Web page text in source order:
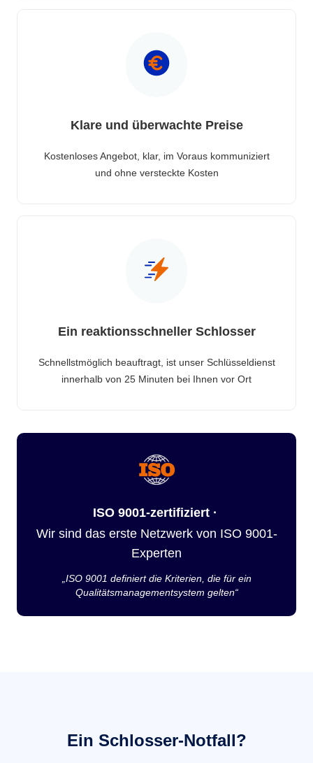
Klare und überwachte Preise
Kostenloses Angebot, klar, im Voraus kommuniziert
und ohne versteckte Kosten
Ein reaktionsschneller Schlosser
Schnellstmöglich beauftragt, ist unser Schlüsseldienst
innerhalb von 25 Minuten bei Ihnen vor Ort
ISO 9001-zertifiziert ·
Wir sind das erste Netzwerk von ISO 9001-
Experten
„ISO 9001 definiert die Kriterien, die für ein
Qualitätsmanagementsystem gelten“
Ein Schlosser-Notfall?